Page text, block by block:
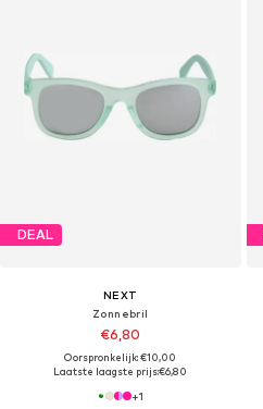
DEAL
NEXT
Zonnebril
€6,80
Oorspronkelijk: €10,00
Laatste laagste prijs:€6,80
+1